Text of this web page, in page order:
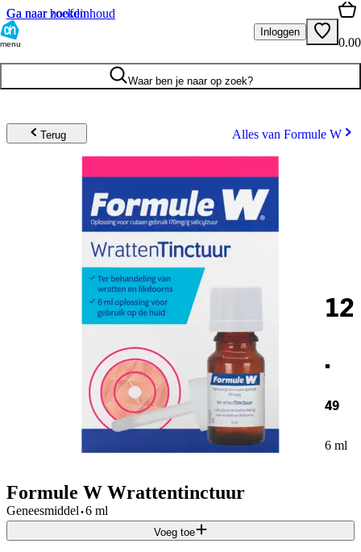
Ga naar hoofdinhoud
Ga naar zoeken
menu
Inloggen
0.00
Waar ben je naar op zoek?
Terug Alles van Formule W
12
.
49
6 ml
Formule W Wrattentinctuur
Geneesmiddel·6 ml
Voeg toe